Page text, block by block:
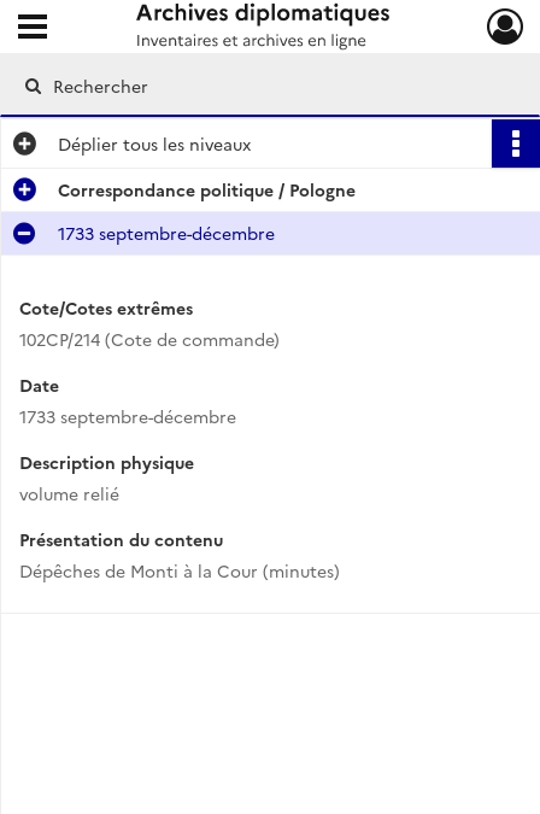
Archives diplomatiques
Ouvrir le menu déroulant
Déplier tous les niveaux
Correspondance politique / Pologne
1733 septembre-décembre
Cote/Cotes extrêmes
102CP/214 (Cote de commande)
Date
1733 septembre-décembre
Description physique
volume relié
Présentation du contenu
Dépêches de Monti à la Cour (minutes)